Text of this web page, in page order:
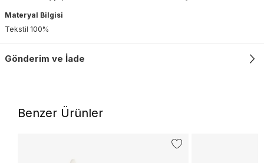
Materyal Bilgisi
Tekstil 100%
Gönderim ve İade
Benzer Ürünler